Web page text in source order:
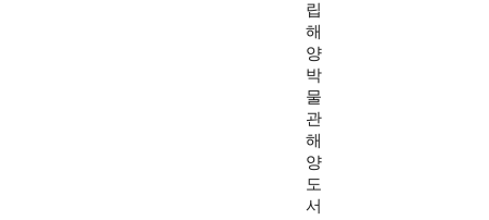
립
해
양
박
물
관
해
양
도
서